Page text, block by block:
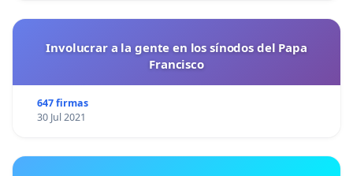
Involucrar a la gente en los sínodos del Papa
Francisco
647 firmas
30 Jul 2021